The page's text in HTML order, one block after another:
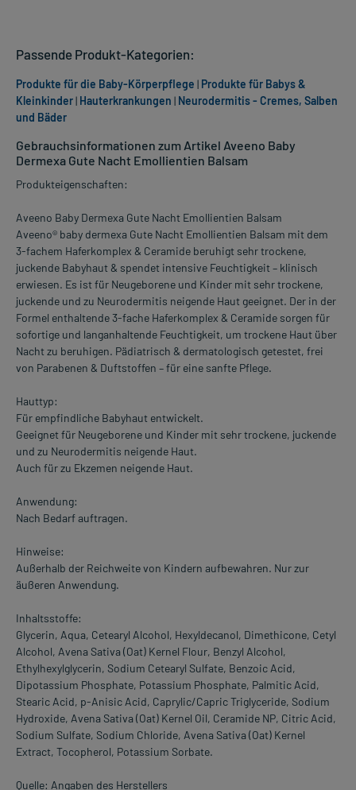
Gebrauchsinformationen zum Artikel Aveeno Baby
Dermexa Gute Nacht Emollientien Balsam
Produkteigenschaften:
Aveeno Baby Dermexa Gute Nacht Emollientien Balsam
Aveeno® baby dermexa Gute Nacht Emollientien Balsam mit dem
3-fachem Haferkomplex & Ceramide beruhigt sehr trockene,
juckende Babyhaut & spendet intensive Feuchtigkeit – klinisch
erwiesen. Es ist für Neugeborene und Kinder mit sehr trockene,
juckende und zu Neurodermitis neigende Haut geeignet. Der in der
Formel enthaltende 3-fache Haferkomplex & Ceramide sorgen für
sofortige und langanhaltende Feuchtigkeit, um trockene Haut über
Nacht zu beruhigen. Pädiatrisch & dermatologisch getestet, frei
von Parabenen & Duftstoffen – für eine sanfte Pflege.
Hauttyp:
Für empfindliche Babyhaut entwickelt.
Geeignet für Neugeborene und Kinder mit sehr trockene, juckende
und zu Neurodermitis neigende Haut.
Auch für zu Ekzemen neigende Haut.
Anwendung:
Nach Bedarf auftragen.
Hinweise:
Außerhalb der Reichweite von Kindern aufbewahren. Nur zur
äußeren Anwendung.
Inhaltsstoffe:
Glycerin, Aqua, Cetearyl Alcohol, Hexyldecanol, Dimethicone, Cetyl
Alcohol, Avena Sativa (Oat) Kernel Flour, Benzyl Alcohol,
Ethylhexylglycerin, Sodium Cetearyl Sulfate, Benzoic Acid,
Dipotassium Phosphate, Potassium Phosphate, Palmitic Acid,
Stearic Acid, p-Anisic Acid, Caprylic/Capric Triglyceride, Sodium
Hydroxide, Avena Sativa (Oat) Kernel Oil, Ceramide NP, Citric Acid,
Sodium Sulfate, Sodium Chloride, Avena Sativa (Oat) Kernel
Extract, Tocopherol, Potassium Sorbate.
Quelle: Angaben des Herstellers
Passende Produkt-Kategorien:
Produkte für die Baby-Körperpflege | Produkte für Babys &
Kleinkinder| Hauterkrankungen | Neurodermitis - Cremes, Salben
und Bäder